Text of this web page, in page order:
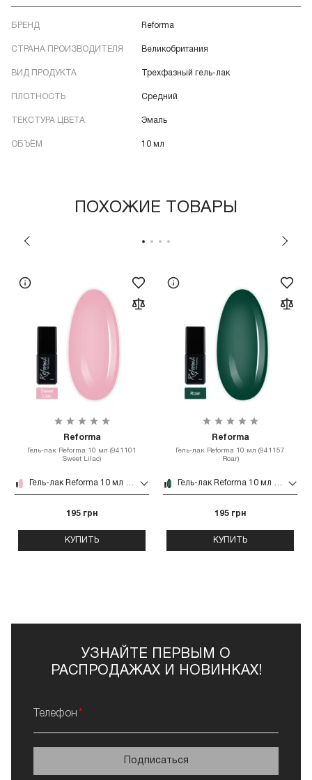
БРЕНД Reforma
СТРАНА ПРОИЗВОДИТЕЛЯ Великобритания
ВИД ПРОДУКТА Трехфазный гель-лак
ПЛОТНОСТЬ Средний
ТЕКСТУРА ЦВЕТА Эмаль
ОБЪЁМ 10 мл
ПОХОЖИЕ ТОВАРЫ
Reforma
Гель-лак Reforma 10 мл (941101
Sweet Lilac)
Гель-лак Reforma 10 мл (941101 Sweet Lilac)
195 грн
КУПИТЬ
Reforma
Гель-лак Reforma 10 мл (941157
Roar)
Гель-лак Reforma 10 мл (941157 Roar)
195 грн
КУПИТЬ
УЗНАЙТЕ ПЕРВЫМ О
РАСПРОДАЖАХ И НОВИНКАХ!
Телефон
Подписаться